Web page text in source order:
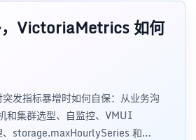
VictoriaMetrics 如何
发指标暴增时如何自保：从业务沟
和集群选型、自监控、VMUI
storage.maxHourlySeries 和